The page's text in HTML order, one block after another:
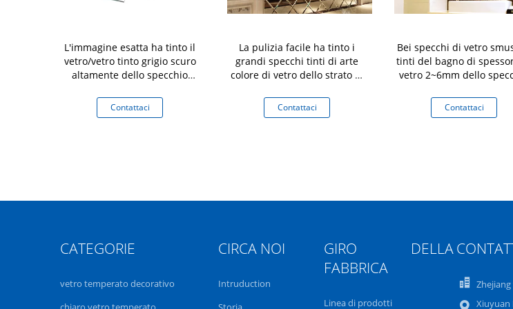
L'immagine esatta ha tinto il
vetro/vetro tinto grigio scuro
altamente dello specchio
Contattaci
La pulizia facile ha tinto i
grandi specchi tinti di arte
colore di vetro dello strato di
Contattaci
Bei specchi di vetro
tinti del bagno di
vetro 2~6mm dello
Contattaci
CATEGORIE
vetro temperato decorativo
CIRCA NOI
Intruduction
GIRO DELLA
FABBRICA
Linea di prodotti
Zhejiang
Xiuyuan